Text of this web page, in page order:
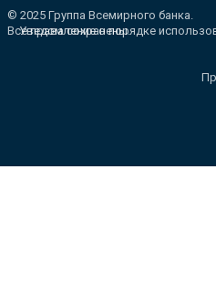
© 2025 Группа Всемирного банка.
Все права сохранены.
Уведомление о порядке